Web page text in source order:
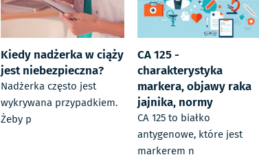
Kiedy nadżerka w ciąży
jest niebezpieczna?
Nadżerka często jest
wykrywana przypadkiem.
Żeby p
CA 125 -
charakterystyka
markera, objawy raka
jajnika, normy
CA 125 to białko
antygenowe, które jest
markerem n